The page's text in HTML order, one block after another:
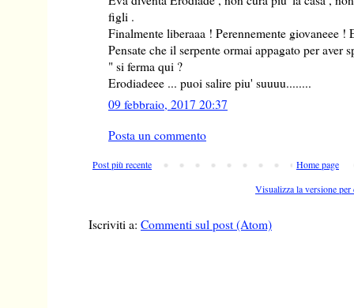
figli .
Finalmente liberaaa ! Perennemente giovaneee
Pensate che il serpente ormai appagato per
" si ferma qui ?
Erodiadeee ... puoi salire piu' suuuu........
09 febbraio, 2017 20:37
Posta un commento
Post più recente
Home page
Visualizza la versione per
Iscriviti a: Commenti sul post (Atom)